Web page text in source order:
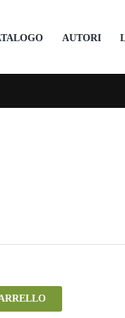
AUTORI